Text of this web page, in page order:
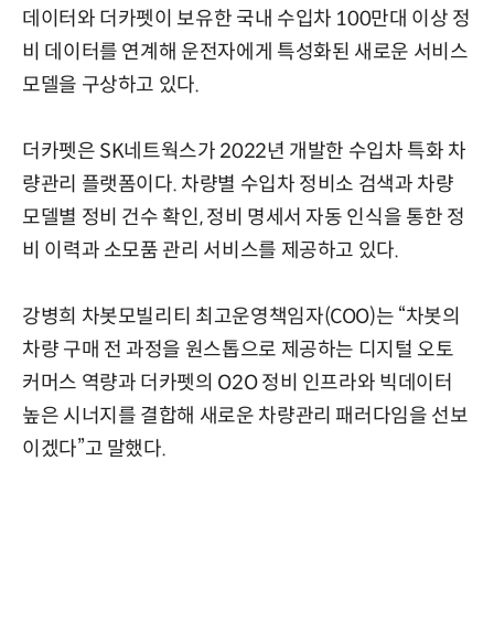
데이터와 더카펫이 보유한 국내 수입차 100만대 이상 정
비 데이터를 연계해 운전자에게 특성화된 새로운 서비스
모델을 구상하고 있다.
더카펫은 SK네트웍스가 2022년 개발한 수입차 특화 차
량관리 플랫폼이다. 차량별 수입차 정비소 검색과 차량
모델별 정비 건수 확인, 정비 명세서 자동 인식을 통한 정
비 이력과 소모품 관리 서비스를 제공하고 있다.
강병희 차봇모빌리티 최고운영책임자(COO)는 “차봇의
차량 구매 전 과정을 원스톱으로 제공하는 디지털 오토
커머스 역량과 더카펫의 O2O 정비 인프라와 빅데이터
높은 시너지를 결합해 새로운 차량관리 패러다임을 선보
이겠다”고 말했다.